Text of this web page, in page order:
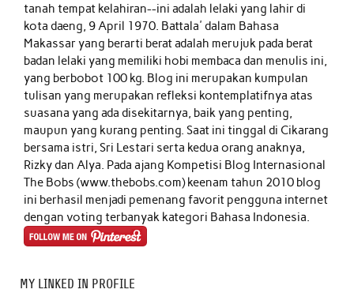
tanah tempat kelahiran--ini adalah lelaki yang lahir di
kota daeng, 9 April 1970. Battala' dalam Bahasa
Makassar yang berarti berat adalah merujuk pada berat
badan lelaki yang memiliki hobi membaca dan menulis ini,
yang berbobot 100 kg. Blog ini merupakan kumpulan
tulisan yang merupakan refleksi kontemplatifnya atas
suasana yang ada disekitarnya, baik yang penting,
maupun yang kurang penting. Saat ini tinggal di Cikarang
bersama istri, Sri Lestari serta kedua orang anaknya,
Rizky dan Alya. Pada ajang Kompetisi Blog Internasional
The Bobs (www.thebobs.com) keenam tahun 2010 blog
ini berhasil menjadi pemenang favorit pengguna internet
dengan voting terbanyak kategori Bahasa Indonesia.
MY LINKED IN PROFILE